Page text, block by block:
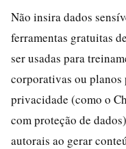
Não insira dados
ferramentas gratuitas
ser usadas para
corporativas ou planos
privacidade (como o
com proteção de
autorais ao gerar